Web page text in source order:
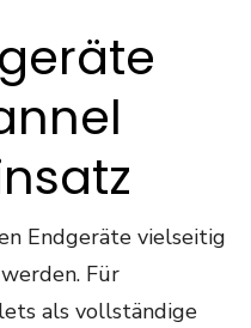
Endgeräte vielseitig
Für
als vollständige